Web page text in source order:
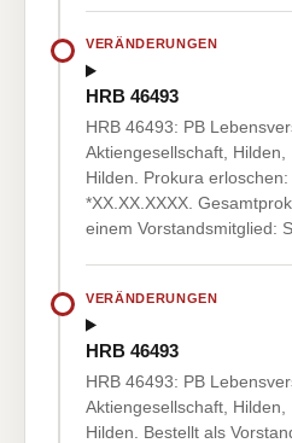
VERÄNDERUNGEN
HRB 46493
HRB 46493: PB
Aktiengesellschaft, Hilden,
Hilden. Prokura
*XX.XX.XXXX.
einem Vorstandsmitglied:
VERÄNDERUNGEN
HRB 46493
HRB 46493: PB
Aktiengesellschaft, Hilden,
Hilden. Bestellt als